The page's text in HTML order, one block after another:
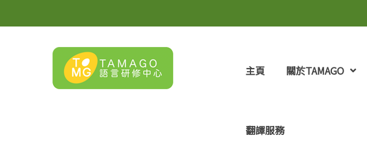
主頁 關於TAMAGO
翻譯服務